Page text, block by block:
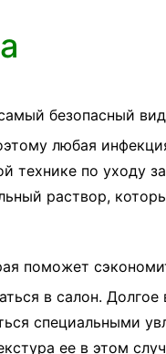
безопасный
любая
технике по уходу
раствор,
поможет
в салон.
специальными
ее в этом